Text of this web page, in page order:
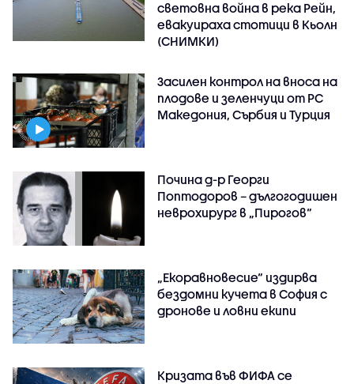
световна война в река Рейн,
евакуираха стотици в Кьолн
(СНИМКИ)
Засилен контрол на вноса на
плодове и зеленчуци от РС
Македония, Сърбия и Турция
Почина д-р Георги
Поптодоров – дългогодишен
неврохирург в „Пирогов“
„Екоравновесие“ издирва
бездомни кучета в София с
дронове и ловни екипи
Кризата във ФИФА се